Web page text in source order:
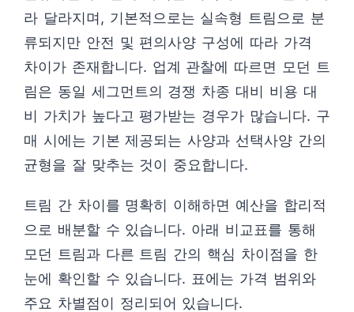
라 달라지며, 기본적으로는 실속형 트림으로 분
류되지만 안전 및 편의사양 구성에 따라 가격
차이가 존재합니다. 업계 관찰에 따르면 모던 트
림은 동일 세그먼트의 경쟁 차종 대비 비용 대
비 가치가 높다고 평가받는 경우가 많습니다. 구
매 시에는 기본 제공되는 사양과 선택사양 간의
균형을 잘 맞추는 것이 중요합니다.
트림 간 차이를 명확히 이해하면 예산을 합리적
으로 배분할 수 있습니다. 아래 비교표를 통해
모던 트림과 다른 트림 간의 핵심 차이점을 한
눈에 확인할 수 있습니다. 표에는 가격 범위와
주요 차별점이 정리되어 있습니다.